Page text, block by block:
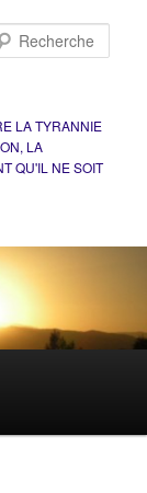
LA TYRANNIE
LA
QU'IL NE SOIT